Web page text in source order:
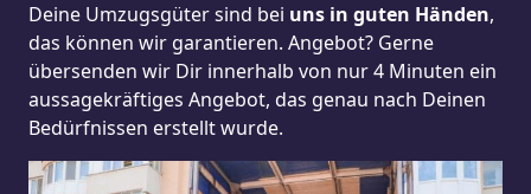
Deine Umzugsgüter sind bei uns in guten Händen,
das können wir garantieren. Angebot? Gerne
übersenden wir Dir innerhalb von nur 4 Minuten ein
aussagekräftiges Angebot, das genau nach Deinen
Bedürfnissen erstellt wurde.